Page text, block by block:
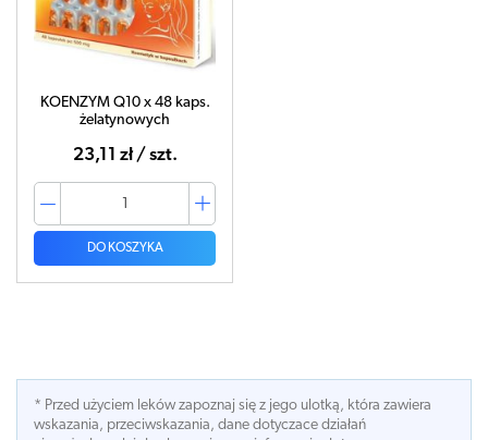
KOENZYM Q10 x 48 kaps.
żelatynowych
23,11 zł / szt.
DO KOSZYKA
* Przed użyciem leków zapoznaj się z jego ulotką, która zawiera
wskazania, przeciwskazania, dane dotyczace działań